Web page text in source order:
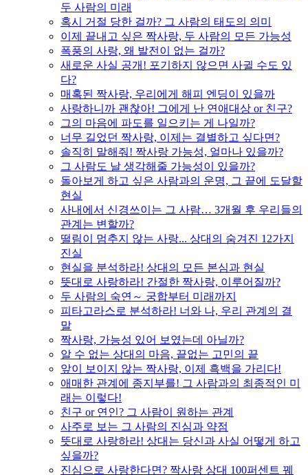
두 사람의 미래
혹시 거절 당한 걸까? 그 사람의 태도의 의미
이제 끝내고 싶은 짝사랑, 두 사람의 모든 가능성
폭풍의 사랑, 왜 발전이 없는 걸까?
새로운 사실 공개! 포기하지 않으면 사귈 수도 있
다?
매혹된 짝사랑, 우리에게 해피 엔딩이 있을까
사랑하니까 괜찮아! 그에게 난 연애대상 or 친구?
그의 마음에 파도를 일으키는 게 나일까?
너무 길었던 짝사랑, 이제는 결별하고 싶다면?
솔직히 말해줘! 짝사랑 가능성, 얼마나 있을까?
그 사람도 날 생각해줄 가능성이 있을까?
돌아보게 하고 싶은 사람과의 운명, 그 끝에 도달할
현실
사내에서 신경쓰이는 그 사람… 3개월 후 우리들의
관계는 변할까?
떨림이 멈추지 않는 사랑... 상대의 숨겨진 12가지
진실
현실을 분석하라! 상대의 모든 본심과 현실
뜻대로 사랑하라! 간절한 짝사랑, 이루어질까?
두 사람의 숙연～ 궁합부터 미래까지
피타고라스로 분석하라! 너와 나, 우리 관계의 결
말
짝사랑, 가능성 있어 보였는데 아닐까?
알 수 없는 상대의 마음, 끝없는 고민의 끝
앞이 보이지 않는 짝사랑, 이제 흑백을 가리다!
애매한 관계에 종지부를! 그 사람과의 최종적인 미
래는 이렇다!
친구 or 연인? 그 사람이 원하는 관계
사주로 보는 그 사람의 진심과 약점
뜻대로 사랑하라! 상대는 당신과 사실 어떻게 하고
싶을까?
진심으로 사랑한다면? 짝사랑 상대 100퍼센트 꿰